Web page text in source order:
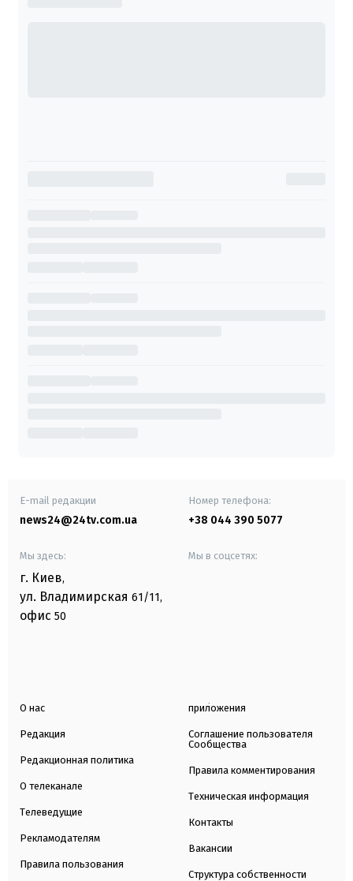
E-mail редакции
news24@24tv.com.ua
Номер телефона:
+38 044 390 5077
Мы здесь:
г. Киев,
ул. Владимирская 61/11,
офис 50
Мы в соцсетях:
О нас
Редакция
Редакционная политика
О телеканале
Телеведущие
Рекламодателям
Правила пользования
приложения
Соглашение пользователя
Сообщества
Правила комментирования
Техническая информация
Контакты
Вакансии
Структура собственности